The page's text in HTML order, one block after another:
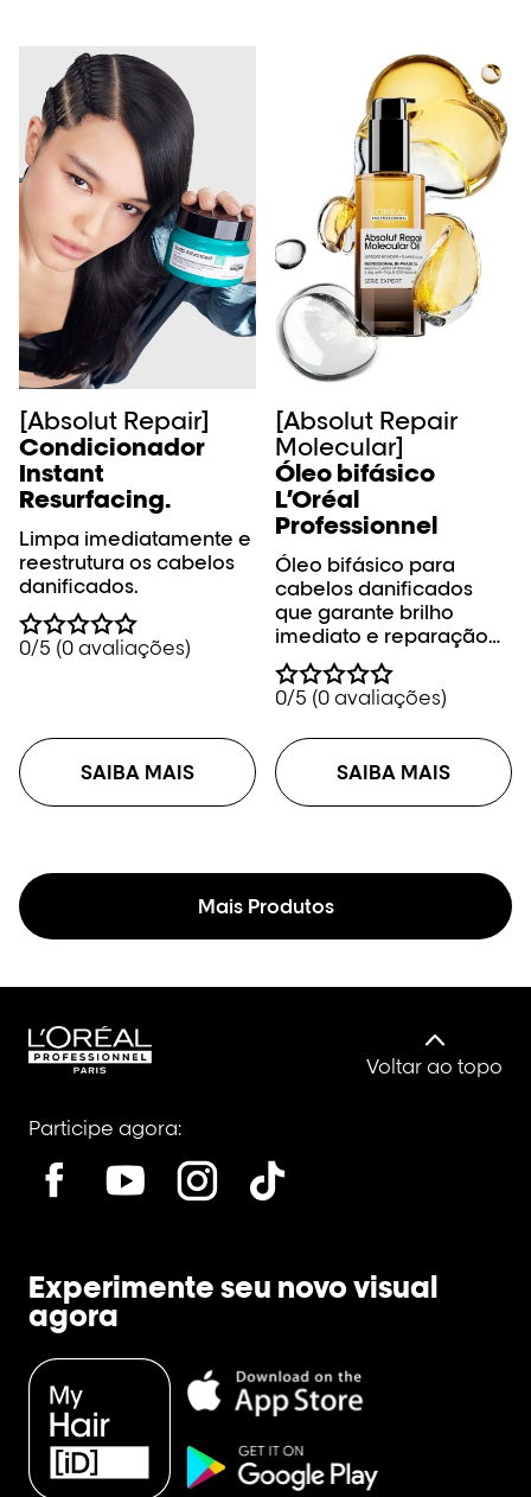
[Absolut Repair]
Condicionador
Instant
Resurfacing.
Limpa imediatamente e
reestrutura os cabelos
danificados.
0/5 (0 avaliações)
SAIBA MAIS
[Absolut Repair
Molecular]
Óleo bifásico
L’Oréal
Professionnel
Óleo bifásico para
cabelos danificados
que garante brilho
imediato e reparação
profunda.
0/5 (0 avaliações)
SAIBA MAIS
Mais Produtos
Voltar ao topo
Participe agora:
Experimente seu novo visual
agora